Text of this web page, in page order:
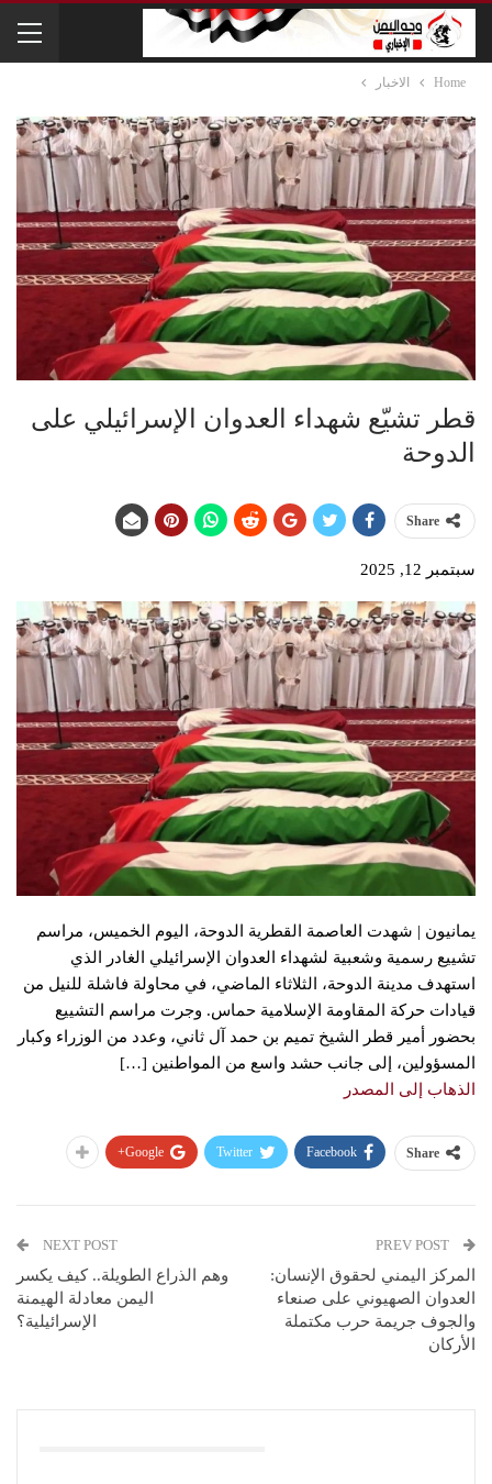
Home الاخبار
قطر تشيّع شهداء العدوان الإسرائيلي على
الدوحة
Share
سبتمبر 12, 2025
يمانيون | شهدت العاصمة القطرية الدوحة، اليوم الخميس، مراسم
تشييع رسمية وشعبية لشهداء العدوان الإسرائيلي الغادر الذي
استهدف مدينة الدوحة، الثلاثاء الماضي، في محاولة فاشلة للنيل من
قيادات حركة المقاومة الإسلامية حماس. وجرت مراسم التشييع
بحضور أمير قطر الشيخ تميم بن حمد آل ثاني، وعدد من الوزراء وكبار
المسؤولين، إلى جانب حشد واسع من المواطنين […]
الذهاب إلى المصدر
Share
Facebook
Twitter
Google+
المركز اليمني لحقوق الإنسان:
العدوان الصهيوني على صنعاء
والجوف جريمة حرب مكتملة
الأركان
NEXT POST
وهم الذراع الطويلة.. كيف يكسر
اليمن معادلة الهيمنة
الإسرائيلية؟